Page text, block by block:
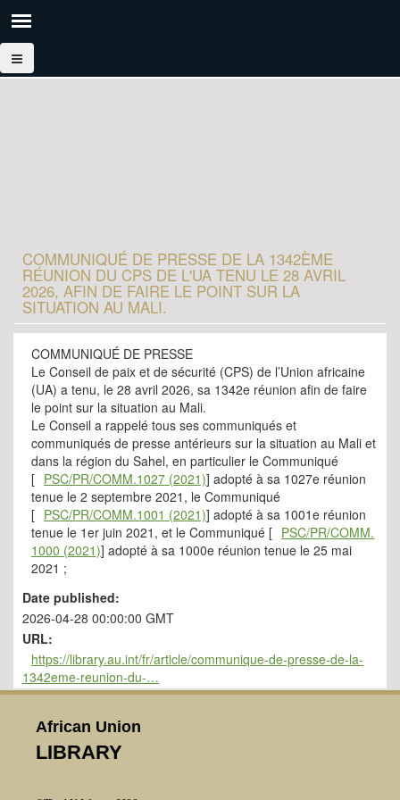
COMMUNIQUÉ DE PRESSE DE LA 1342ÈME
RÉUNION DU CPS DE L'UA TENU LE 28 AVRIL
2026, AFIN DE FAIRE LE POINT SUR LA
SITUATION AU MALI.
COMMUNIQUÉ DE PRESSE
Le Conseil de paix et de sécurité (CPS) de l’Union africaine
(UA) a tenu, le 28 avril 2026, sa 1342e réunion afin de faire
le point sur la situation au Mali.
Le Conseil a rappelé tous ses communiqués et
communiqués de presse antérieurs sur la situation au Mali et
dans la région du Sahel, en particulier le Communiqué
[ PSC/PR/COMM.1027 (2021)] adopté à sa 1027e réunion
tenue le 2 septembre 2021, le Communiqué
[ PSC/PR/COMM.1001 (2021)] adopté à sa 1001e réunion
tenue le 1er juin 2021, et le Communiqué [ PSC/PR/COMM.
1000 (2021)] adopté à sa 1000e réunion tenue le 25 mai
2021 ;
Date published:
2026-04-28 00:00:00 GMT
URL:
https://library.au.int/fr/article/communique-de-presse-de-la-
1342eme-reunion-du-…
African Union
LIBRARY